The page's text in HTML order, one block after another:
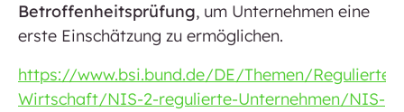
Betroffenheitsprüfung, um Unternehmen eine
erste Einschätzung zu ermöglichen.
https://www.bsi.bund.de/DE/Themen/Regulierte-
Wirtschaft/NIS-2-regulierte-Unternehmen/NIS-